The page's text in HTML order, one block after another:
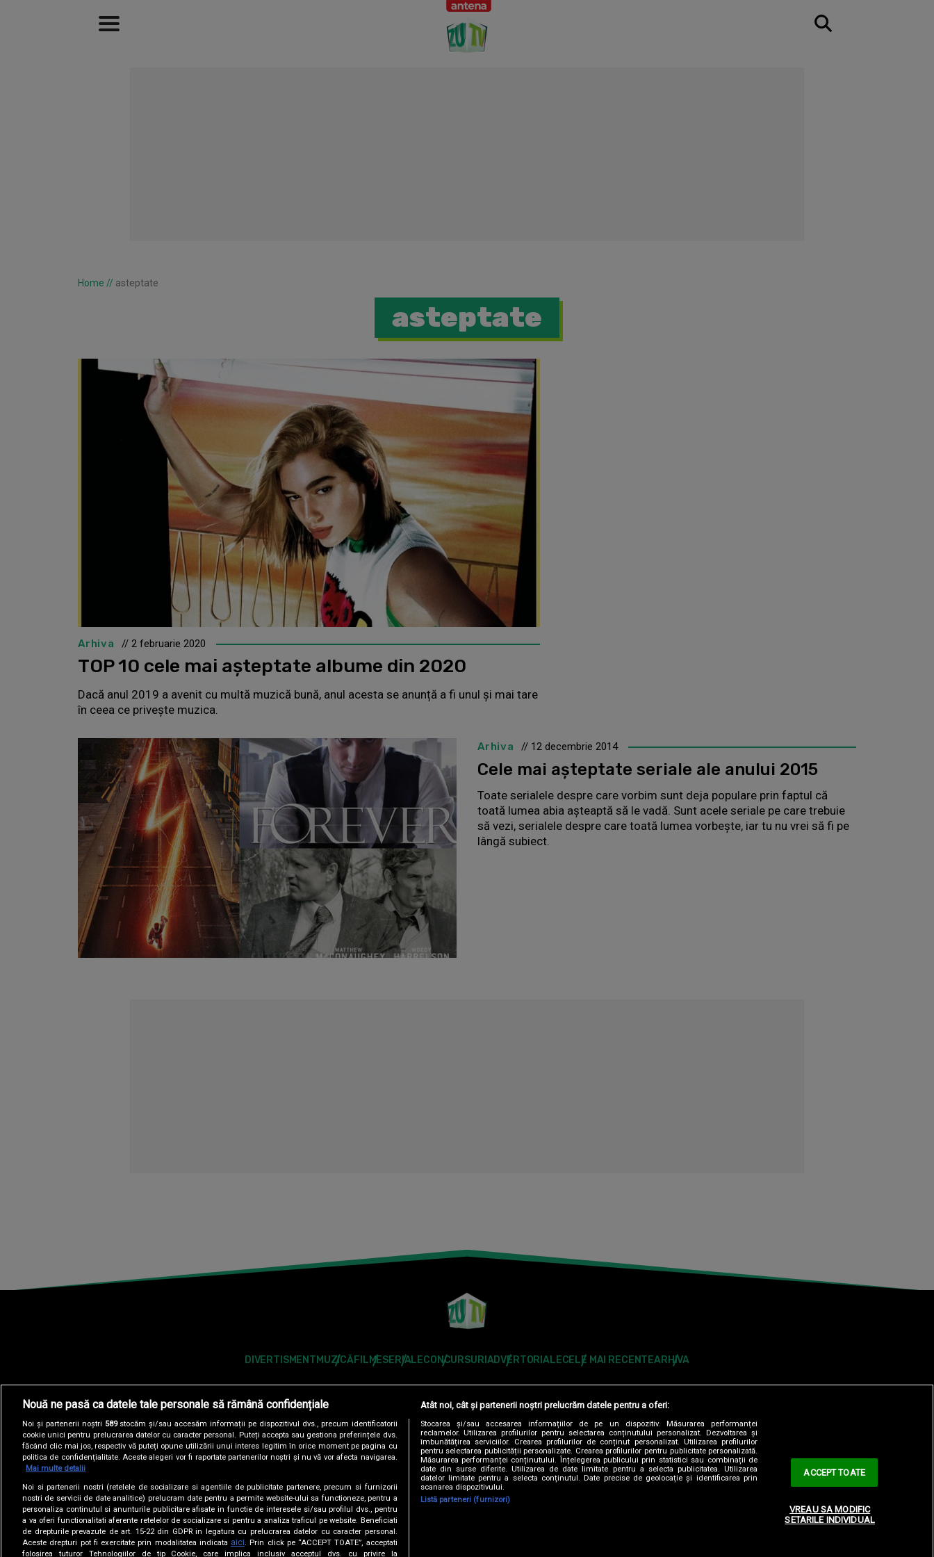
Home // asteptate
asteptate
Arhiva // 2 februarie 2020
TOP 10 cele mai așteptate albume din 2020
Dacă anul 2019 a avenit cu multă muzică bună, anul acesta se anunță a fi unul și mai tare
în ceea ce privește muzica.
Arhiva // 12 decembrie 2014
Cele mai așteptate seriale ale anului 2015
Toate serialele despre care vorbim sunt deja populare prin faptul că
toată lumea abia așteaptă să le vadă. Sunt acele seriale pe care trebuie
să vezi, serialele despre care toată lumea vorbește, iar tu nu vrei să fi pe
lângă subiect.
DIVERTISMENT MUZICĂFILMESERIALECONCURSURI ADVERTORIALECELE MAI RECENTEARHIVA
Follow us:
POLITICA DE COOKIESPOLITICA DE CONFIDENTIALITATEANTENA TV GROUP S.A. – DATE COMPANIE CONTACT
SITE-URI ANTENA GROUPA1.ROANTENASTARS.ROAS.ROCATINE.RO SPYNEWS.ROTVHAPPY.RO
USEIT.RORETETEFELDEFEL.RO
Nouă ne pasă ca datele tale personale să rămână confidențiale
Noi și partenerii noștri 589stocăm și/sau accesăm informații pe dispozitivul dvs., precum identificatorii
cookie unici pentru prelucrarea datelor cu caracter personal. Puteți accepta sau gestiona preferințele dvs.
făcând clic mai jos, respectiv vă puteți opune utilizării unui interes legitim în orice moment pe pagina cu
politica de confidențialitate. Aceste alegeri vor fi raportate partenerilor noștri și nu vă vor afecta navigarea.
Mai multe detalii
Noi si partenerii nostri (retelele de socializare si agentiile de publicitate partenere, precum si furnizorii
nostri de servicii de date analitice) prelucram date pentru a permite website-ului sa functioneze, pentru a
personaliza continutul si anunturile publicitare afisate in functie de interesele si/sau profilul dvs., pentru
a va oferi functionalitati aferente retelelor de socializare si pentru a analiza traficul pe website. Beneficiati
de drepturile prevazute de art. 15-22 din GDPR in legatura cu prelucrarea datelor cu caracter personal.
Aceste drepturi pot fi exercitate prin modalitatea indicata aici. Prin click pe “ACCEPT TOATE”, acceptati
folosirea tuturor Tehnologiilor de tip Cookie, care implica inclusiv acceptul dvs. cu privire la
Atât noi, cât și partenerii noștri prelucrăm datele pentru a oferi:
Stocarea și/sau accesarea informațiilor de pe un dispozitiv. Măsurarea performanței
reclamelor. Utilizarea profilurilor pentru selectarea conținutului personalizat. Dezvoltarea și
îmbunătățirea serviciilor. Crearea profilurilor de conținut personalizat. Utilizarea profilurilor
pentru selectarea publicității personalizate. Crearea profilurilor pentru publicitate personalizată.
Măsurarea performanței conținutului. Înțelegerea publicului prin statistici sau combinații de
date din surse diferite. Utilizarea de date limitate pentru a selecta publicitatea. Utilizarea
datelor limitate pentru a selecta conținutul. Date precise de geolocație și identificarea prin
scanarea dispozitivului.
Listă parteneri (furnizori)
ACCEPT TOATE
VREAU SA MODIFIC
SETARILE INDIVIDUAL